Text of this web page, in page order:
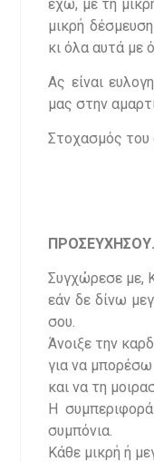
έχω, με τη
μικρή
κι όλα αυτά με
Ας είναι
μας στην
Στοχασμός του
Συγχώρεσε με,
εάν δε δίνω
σου.
Άνοιξε την
για να
και να τη
Η
συμπόνια.
Κάθε μικρή ή